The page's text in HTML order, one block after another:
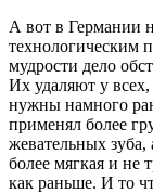
А вот в Германии
технологическим
мудрости дело
Их удаляют у
нужны намного
применял более
жевательных зуба,
более мягкая и не
как раньше. И то